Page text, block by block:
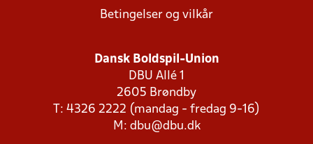
Betingelser og vilkår
Dansk Boldspil-Union
DBU Allé 1
2605 Brøndby
T: 4326 2222 (mandag - fredag 9-16)
M: dbu@dbu.dk